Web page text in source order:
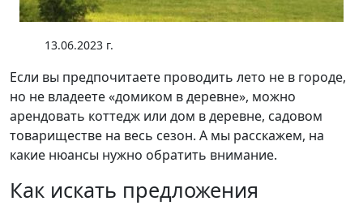
13.06.2023 г.
Если вы предпочитаете проводить лето не в городе,
но не владеете «домиком в деревне», можно
арендовать коттедж или дом в деревне, садовом
товариществе на весь сезон. А мы расскажем, на
какие нюансы нужно обратить внимание.
Как искать предложения